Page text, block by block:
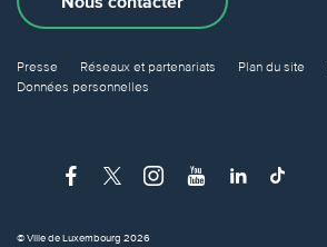
Presse Réseaux et partenariats Plan du site
Données personnelles
© Ville de Luxembourg 2026